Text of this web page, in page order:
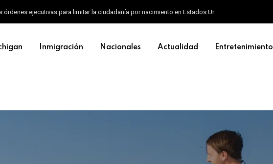
órdenes ejecutivas para limitar la ciudadanía por nacimiento en Estados Unidos
Inmigración Nacionales Actualidad Entretenimiento